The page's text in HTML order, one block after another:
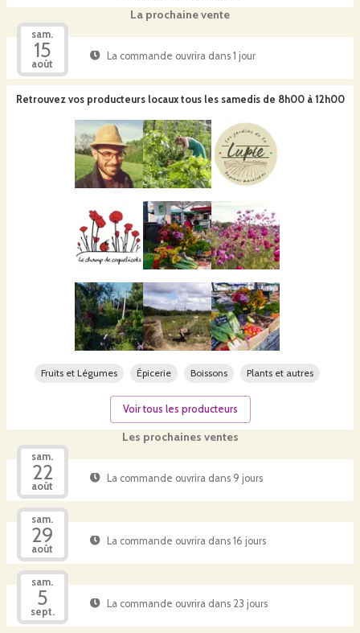
La prochaine vente
sam.
15
août
La commande ouvrira dans 1 jour
Les prochaines ventes
sam.
22
août
La commande ouvrira dans 9 jours
sam.
29
août
La commande ouvrira dans 16 jours
sam.
5
sept.
La commande ouvrira dans 23 jours
Retrouvez vos producteurs locaux tous les samedis de 8h00 à 12h00
Fruits et Légumes Épicerie Boissons Plants et autres
Voir tous les producteurs